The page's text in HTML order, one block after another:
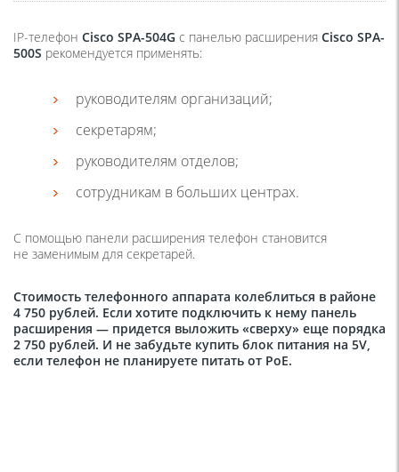
IP-телефон Cisco SPA-504G с панелью расширения Cisco SPA-
500S рекомендуется применять:
руководителям организаций;
секретарям;
руководителям отделов;
сотрудникам в больших центрах.
С помощью панели расширения телефон становится
не заменимым для секретарей.
Стоимость телефонного аппарата колеблиться в районе
4 750 рублей. Если хотите подключить к нему панель
расширения — придется выложить «сверху» еще порядка
2 750 рублей. И не забудьте купить блок питания на 5V,
если телефон не планируете питать от PoE.